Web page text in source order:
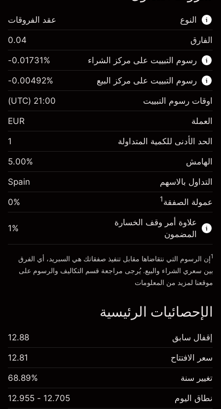
النوع
هذا السوق المالي متاح للتداول من خلال عقود
الفروقات.
اعرف المزيد عن:
عقود الفروقات
عقد الفروقات
الفارق 0.04
رسوم التبييت على مركز الشراء
الهامش. استثمارك €1,000.00
-0.017307
%
(-€3.46)
حجم التداول مع الرافعة المالية ~ $
المال من الرافعة المالية ~
الذهاب إلى المنصة
-0.01731%
رسوم التبييت على مركز البيع
الهامش. استثمارك €1,000.00
رسم المبيت
-0.004915
%
(-€0.98)
حجم التداول مع الرافعة المالية ~ $
المال من الرافعة المالية ~
-0.00492%
اوقات رسوم التبييت 21:00
(UTC)
العملة EUR
الحد الأدنى للكمية المتداولة 1
الهامش 5.00%
التداول بالاسهم Spain
عمولة الصفقة1
0%
علاوة أمر وقف الخسارة
المضمون
1%
1إن الرسوم التي نتقاضاها مقابل تنفيذ صفقاتك هي السبريد، أي الفرق
بين سعري الشراء والبيع. يُرجى مراجعة قسم التكاليف والرسوم على
موقعنا لمزيد من المعلومات
الإحصائيات الرئيسية
إقفال سابق 12.88
سعر الافتتاح 12.81
تغيير سنة 68.89%
نطاق اليوم 12.705 - 12.955